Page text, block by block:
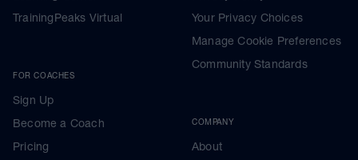
TrainingPeaks Virtual
FOR COACHES
Sign Up
Become a Coach
Pricing
Your Privacy Choices
Manage Cookie Preferences
Community Standards
COMPANY
About